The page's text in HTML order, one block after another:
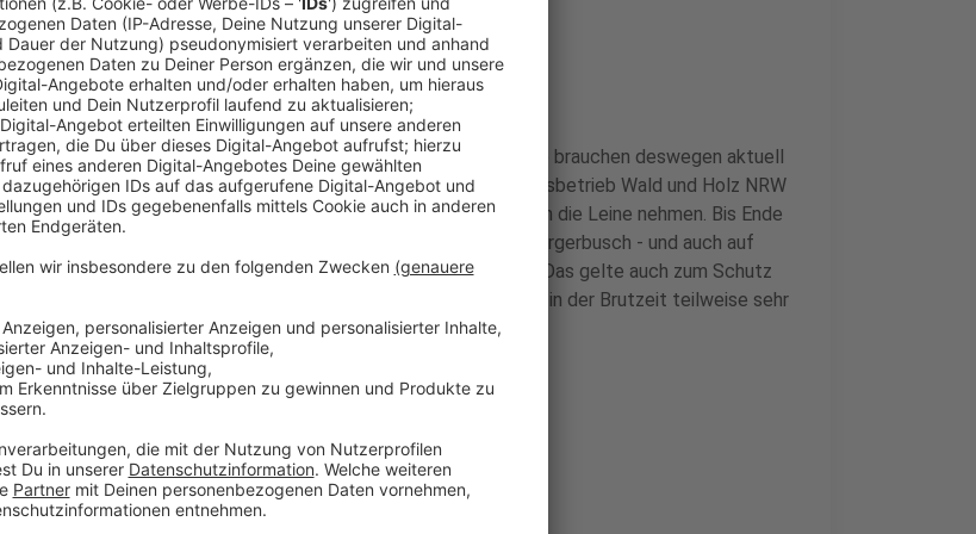
Warnung vor aggressiven Wildschweinen
Anzeige
Auch in Leverkusen hat die Brutzeit vieler Wildtiere begonnen. Die brauchen deswegen aktuell
viel Ruhe, um ihren Nachwuchs auf die Welt zu bringen. Der Landesbetrieb Wald und Holz NRW
empfiehlt deswegen aktuell, dass alle Hundebesitzer ihre Tiere an die Leine nehmen. Bis Ende
Juli sollten Hundebesitzer vor allem im Wald – zum Beispiel im Bürgerbusch - und auch auf
freien Feldern ihre Hunde nicht frei herumlaufen lassen, heißt es. Das gelte auch zum Schutz
der Hunde, denn zum Beispiel Wildschweine verteidigen ihr Revier in der Brutzeit teilweise sehr
aggressiv.
Anzeige
Weitere Meldungen aus Leverkusen
Anzeige